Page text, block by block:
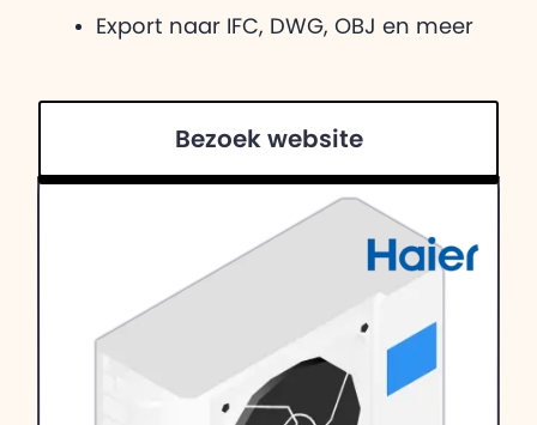
Export naar IFC, DWG, OBJ en meer
Bezoek website